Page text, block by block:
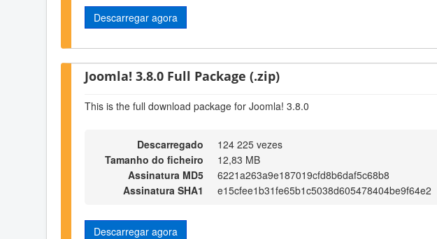
Descarregar agora
Joomla! 3.8.0 Full Package (.zip)
This is the full download package for Joomla! 3.8.0
Descarregado
124 225 vezes
Tamanho do ficheiro
12,83 MB
Assinatura MD5
6221a263a9e187019cfd8b6daf5c68b8
Assinatura SHA1
e15cfee1b31fe65b1c5038d605478404be9f64e2
Descarregar agora